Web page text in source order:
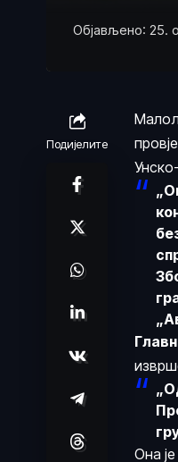
Објављено: 25.
Подијелите
Она